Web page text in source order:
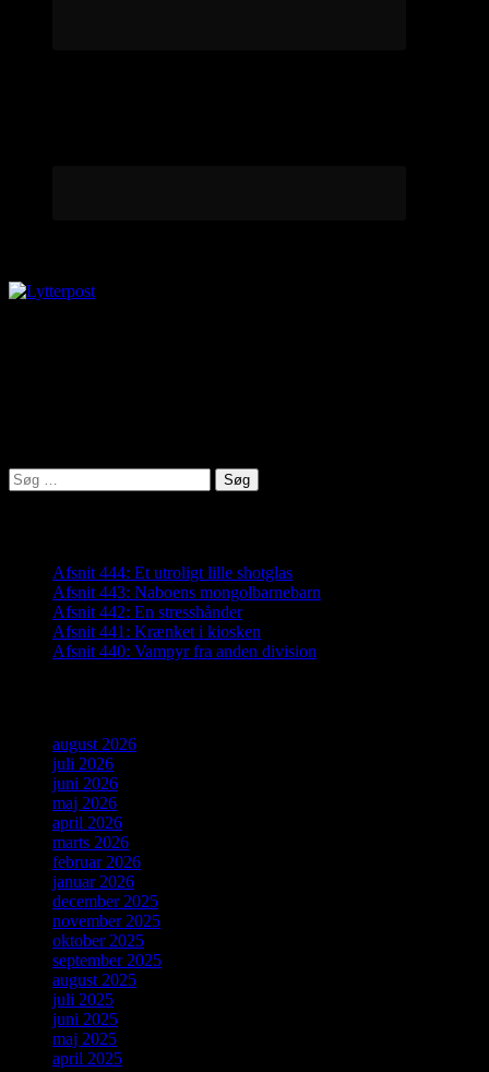
Søg
efter:
Afsnit 444: Et utroligt lille shotglas
Afsnit 443: Naboens mongolbarnebarn
Afsnit 442: En stresshånder
Afsnit 441: Krænket i kiosken
Afsnit 440: Vampyr fra anden division
august 2026
juli 2026
juni 2026
maj 2026
april 2026
marts 2026
februar 2026
januar 2026
december 2025
november 2025
oktober 2025
september 2025
august 2025
juli 2025
juni 2025
maj 2025
april 2025